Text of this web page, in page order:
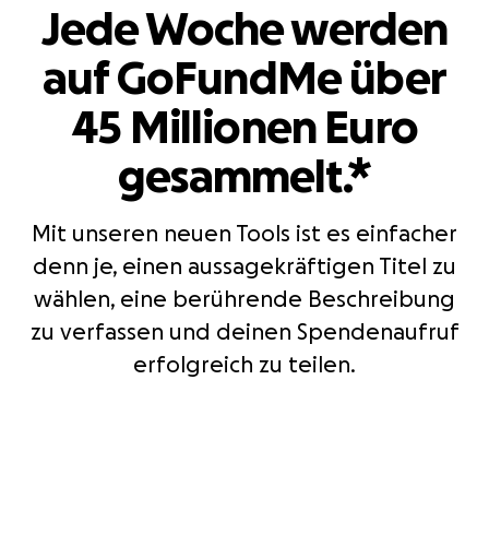
Jede Woche werden
auf GoFundMe über
45 Millionen Euro
gesammelt.*
Mit unseren neuen Tools ist es einfacher
denn je, einen aussagekräftigen Titel zu
wählen, eine berührende Beschreibung
zu verfassen und deinen Spendenaufruf
erfolgreich zu teilen.